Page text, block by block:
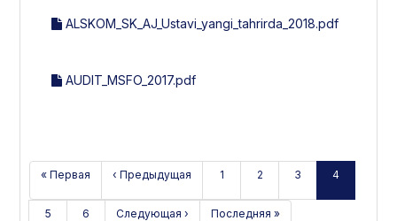
ALSKOM_SK_AJ_Ustavi_yangi_tahrirda_2018.pdf
AUDIT_MSFO_2017.pdf
« Первая ‹ Предыдущая 1 2 3 4
5 6 Следующая › Последняя »